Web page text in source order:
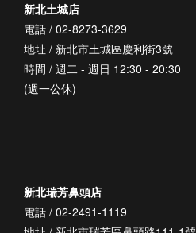
新北土城店
電話 / 02-8273-3629
地址 / 新北市土城區慶利街3號
時間 / 週二 - 週日 12:30 - 20:30
(週一公休)
新北瑞芳鼻頭店
電話 / 02-2491-1119